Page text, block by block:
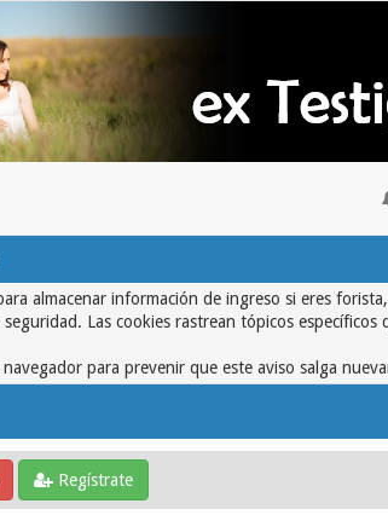
almacenar información de ingreso si eres
Las cookies rastrean tópicos
para prevenir que este aviso salga
Regístrate